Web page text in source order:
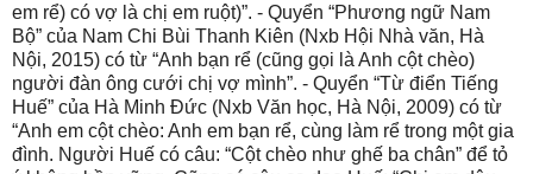
em rể) có vợ là chị em ruột)”. - Quyển “Phương ngữ Nam
Bộ” của Nam Chi Bùi Thanh Kiên (Nxb Hội Nhà văn, Hà
Nội, 2015) có từ “Anh bạn rể (cũng gọi là Anh cột chèo)
người đàn ông cưới chị vợ mình”. - Quyển “Từ điển Tiếng
Huế” của Hà Minh Đức (Nxb Văn học, Hà Nội, 2009) có từ
“Anh em cột chèo: Anh em bạn rể, cùng làm rể trong một gia
đình. Người Huế có câu: “Cột chèo như ghế ba chân” để tỏ